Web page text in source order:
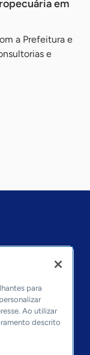
em
a Prefeitura e
e
para
Ao utilizar
descrito